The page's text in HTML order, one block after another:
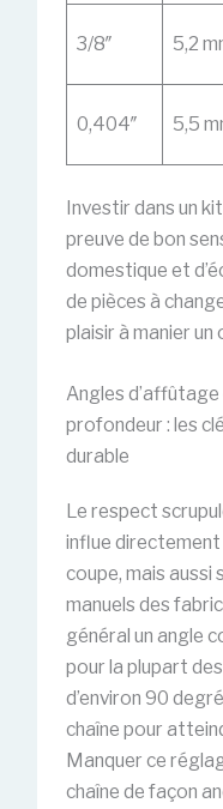
3/8″ 5,2
0,404″ 5,5
Investir dans un
preuve de bon
domestique et
de pièces à
plaisir à manier un
Angles
profondeur : les
durable
Le respect
influe directement
coupe, mais aussi
manuels des
général un angle
pour la plupart
d’environ 90
chaîne pour
Manquer ce
chaîne de façon